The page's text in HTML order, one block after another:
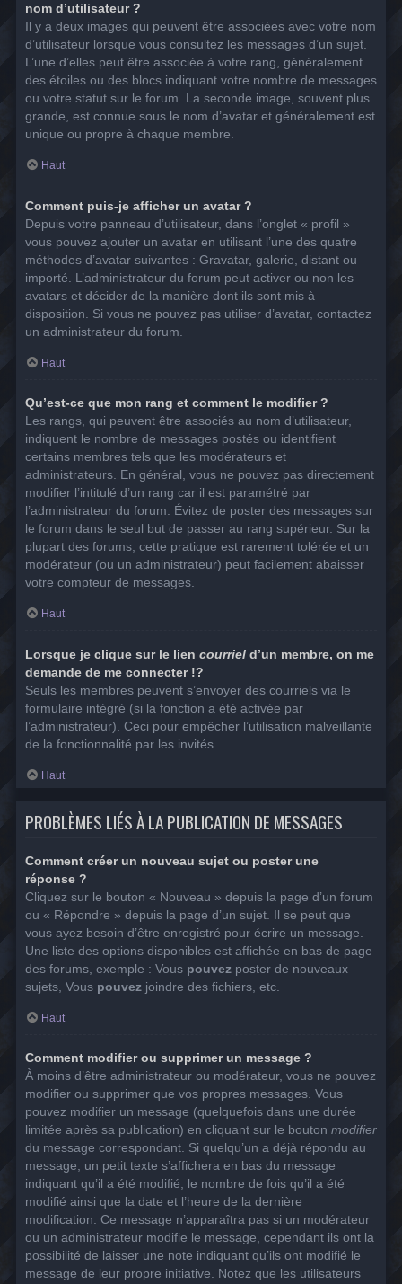
nom d’utilisateur ?
Il y a deux images qui peuvent être associées avec votre nom
d’utilisateur lorsque vous consultez les messages d’un sujet.
L’une d’elles peut être associée à votre rang, généralement
des étoiles ou des blocs indiquant votre nombre de messages
ou votre statut sur le forum. La seconde image, souvent plus
grande, est connue sous le nom d’avatar et généralement est
unique ou propre à chaque membre.
Haut
Comment puis-je afficher un avatar ?
Depuis votre panneau d’utilisateur, dans l’onglet « profil »
vous pouvez ajouter un avatar en utilisant l’une des quatre
méthodes d’avatar suivantes : Gravatar, galerie, distant ou
importé. L’administrateur du forum peut activer ou non les
avatars et décider de la manière dont ils sont mis à
disposition. Si vous ne pouvez pas utiliser d’avatar, contactez
un administrateur du forum.
Haut
Qu’est-ce que mon rang et comment le modifier ?
Les rangs, qui peuvent être associés au nom d’utilisateur,
indiquent le nombre de messages postés ou identifient
certains membres tels que les modérateurs et
administrateurs. En général, vous ne pouvez pas directement
modifier l’intitulé d’un rang car il est paramétré par
l’administrateur du forum. Évitez de poster des messages sur
le forum dans le seul but de passer au rang supérieur. Sur la
plupart des forums, cette pratique est rarement tolérée et un
modérateur (ou un administrateur) peut facilement abaisser
votre compteur de messages.
Haut
Lorsque je clique sur le lien courriel d’un membre, on me
demande de me connecter !?
Seuls les membres peuvent s’envoyer des courriels via le
formulaire intégré (si la fonction a été activée par
l’administrateur). Ceci pour empêcher l’utilisation malveillante
de la fonctionnalité par les invités.
Haut
PROBLÈMES LIÉS À LA PUBLICATION DE MESSAGES
Comment créer un nouveau sujet ou poster une
réponse ?
Cliquez sur le bouton « Nouveau » depuis la page d’un forum
ou « Répondre » depuis la page d’un sujet. Il se peut que
vous ayez besoin d’être enregistré pour écrire un message.
Une liste des options disponibles est affichée en bas de page
des forums, exemple : Vous pouvez poster de nouveaux
sujets, Vous pouvez joindre des fichiers, etc.
Haut
Comment modifier ou supprimer un message ?
À moins d’être administrateur ou modérateur, vous ne pouvez
modifier ou supprimer que vos propres messages. Vous
pouvez modifier un message (quelquefois dans une durée
limitée après sa publication) en cliquant sur le bouton modifier
du message correspondant. Si quelqu’un a déjà répondu au
message, un petit texte s’affichera en bas du message
indiquant qu’il a été modifié, le nombre de fois qu’il a été
modifié ainsi que la date et l’heure de la dernière
modification. Ce message n’apparaîtra pas si un modérateur
ou un administrateur modifie le message, cependant ils ont la
possibilité de laisser une note indiquant qu’ils ont modifié le
message de leur propre initiative. Notez que les utilisateurs